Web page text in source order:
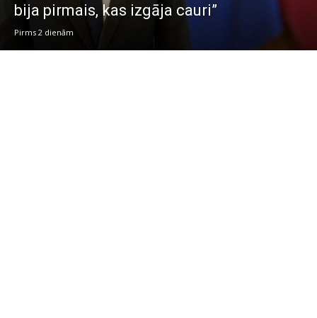
bija pirmais, kas izgāja cauri”
Pirms 2 dienām